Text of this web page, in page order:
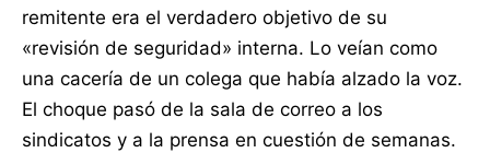
remitente era el verdadero objetivo de su
«revisión de seguridad» interna. Lo veían como
una cacería de un colega que había alzado la voz.
El choque pasó de la sala de correo a los
sindicatos y a la prensa en cuestión de semanas.